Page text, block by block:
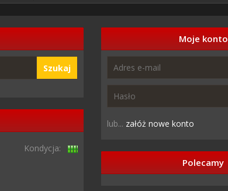
Szukaj
Kondycja:
Moje konto
lub... załóż nowe konto
Polecamy